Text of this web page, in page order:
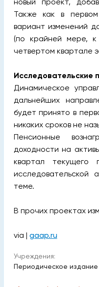
Также как в первом
вариант изменений
(по крайней мере,
четвертом квартале
Исследовательские
Динамическое
дальнейших
будет принято в
никаких сроков не
Пенсионные
доходности на
квартал текущего
исследовательской
теме.
В прочих проектах
via | gaap.ru
Учреждения:
Периодическое издание